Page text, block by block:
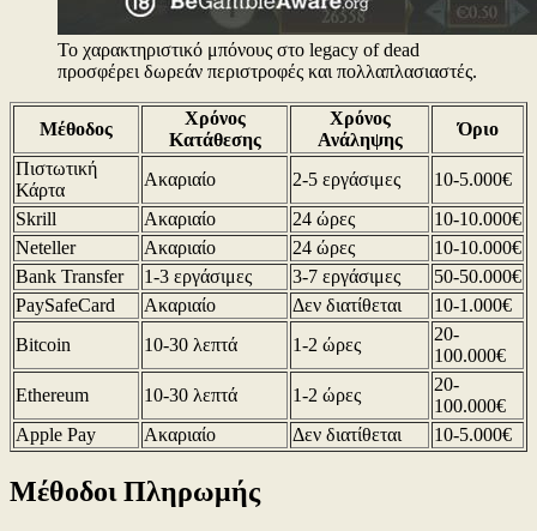
Το χαρακτηριστικό μπόνους στο legacy of dead
προσφέρει δωρεάν περιστροφές και πολλαπλασιαστές.
Μέθοδος
Χρόνος
Κατάθεσης
Χρόνος
Ανάληψης
Όριο
Πιστωτική
Κάρτα
Ακαριαίο 2-5 εργάσιμες
10-5.000€
Skrill
Ακαριαίο 24 ώρες
10-10.000€
Neteller
Ακαριαίο 24 ώρες
10-10.000€
Bank Transfer
1-3 εργάσιμες 3-7 εργάσιμες
50-50.000€
PaySafeCard
Ακαριαίο Δεν διατίθεται
10-1.000€
Bitcoin
10-30 λεπτά 1-2 ώρες
20-
100.000€
Ethereum
10-30 λεπτά 1-2 ώρες
20-
100.000€
Apple Pay
Ακαριαίο Δεν διατίθεται 10-5.000€
Μέθοδοι Πληρωμής